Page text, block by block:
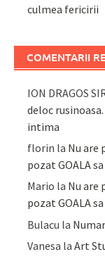
culmea fericirii
COMENTARII
ION DRAGOS
deloc
intima
florin la Nu are
pozat GOALA
Mario la Nu are
pozat GOALA
Bulacu la
Vanesa laArt